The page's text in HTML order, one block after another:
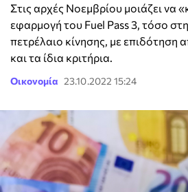
Στις αρχές Νοεμβρίου μοιάζει να
εφαρμογή του Fuel Pass 3, τόσο
πετρέλαιο κίνησης, με επιδότηση
και τα ίδια κριτήρια.
Οικονομία 23.10.2022 15:24